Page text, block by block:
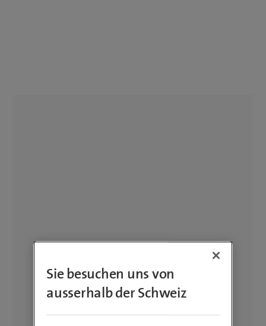
Sie besuchen uns von
ausserhalb der Schweiz